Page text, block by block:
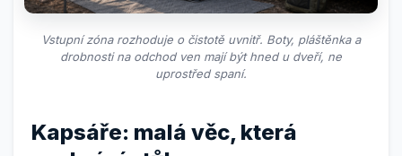
Vstupní zóna rozhoduje o čistotě uvnitř. Boty, pláštěnka a
drobnosti na odchod ven mají být hned u dveří, ne
uprostřed spaní.
Kapsáře: malá věc, která